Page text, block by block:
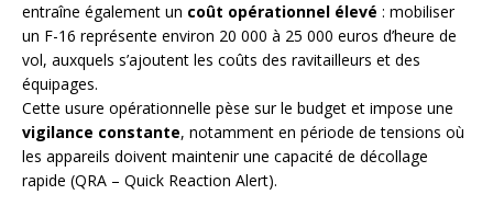
entraîne également un coût opérationnel élevé : mobiliser
un F-16 représente environ 20 000 à 25 000 euros d’heure de
vol, auxquels s’ajoutent les coûts des ravitailleurs et des
équipages.
Cette usure opérationnelle pèse sur le budget et impose une
vigilance constante, notamment en période de tensions où
les appareils doivent maintenir une capacité de décollage
rapide (QRA – Quick Reaction Alert).